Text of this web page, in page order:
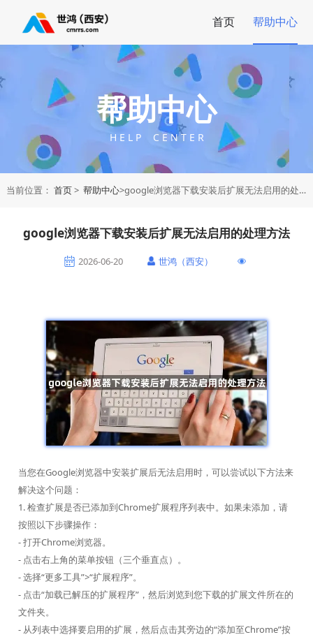
首页 帮助中心
帮助中心
H E L P C E N T E R
当前位置： 首页> 帮助中心>google浏览器下载安装后扩展无法启用的处理方法
google浏览器下载安装后扩展无法启用的处理方法
2026-06-20 世鸿（西安）
当您在Google浏览器中安装扩展后无法启用时，可以尝试以下方法来
解决这个问题：
1. 检查扩展是否已添加到Chrome扩展程序列表中。如果未添加，请
按照以下步骤操作：
- 打开Chrome浏览器。
- 点击右上角的菜单按钮（三个垂直点）。
- 选择“更多工具”>“扩展程序”。
- 点击“加载已解压的扩展程序”，然后浏览到您下载的扩展文件所在的
文件夹。
- 从列表中选择要启用的扩展，然后点击其旁边的“添加至Chrome”按